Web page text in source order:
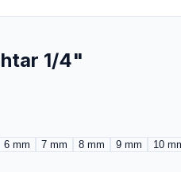
1/4"
6 mm 7 mm 8 mm 9 mm 10